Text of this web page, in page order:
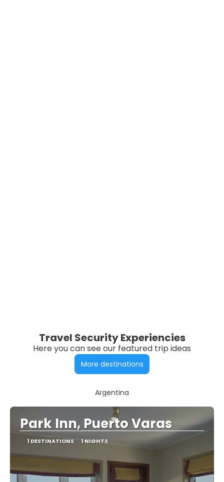
Travel Security Experiencies
Here you can see our featured trip ideas
More destinations
Argentina
Park Inn, Puerto Varas
1 DESTINATIONS 1 NIGHTS